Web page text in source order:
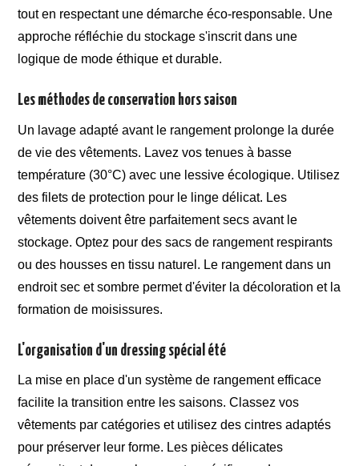
tout en respectant une démarche éco-responsable. Une
approche réfléchie du stockage s'inscrit dans une
logique de mode éthique et durable.
Les méthodes de conservation hors saison
Un lavage adapté avant le rangement prolonge la durée
de vie des vêtements. Lavez vos tenues à basse
température (30°C) avec une lessive écologique. Utilisez
des filets de protection pour le linge délicat. Les
vêtements doivent être parfaitement secs avant le
stockage. Optez pour des sacs de rangement respirants
ou des housses en tissu naturel. Le rangement dans un
endroit sec et sombre permet d'éviter la décoloration et la
formation de moisissures.
L'organisation d'un dressing spécial été
La mise en place d'un système de rangement efficace
facilite la transition entre les saisons. Classez vos
vêtements par catégories et utilisez des cintres adaptés
pour préserver leur forme. Les pièces délicates